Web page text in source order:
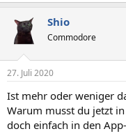
Shio
Commodore
27. Juli 2020
Ist mehr oder weniger
Warum musst du jetzt
doch einfach in den